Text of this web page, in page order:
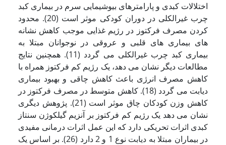
اختلالات کبدی و پارامترهای بیوشیمایی سرم در بیماری کبد
چرب غیرالکلی در دوران کودکی موثر است (20). محدود
کردن مصرف فرکتوز در رژیم غذایی موجب کاهش نشانه
های بیماری های قلبی و عروقی در نوجوانان مبتلا به
بیماری کبد چرب غیرالکلی می گردد (11). همچنین نتایج
مطالعات دیگر نشان می دهد، یک رژیم کم فرکتوز همراه با
کاهش مصرف انرژی باعث کاهش چاقی و بهبود بیماری
دیابت می گردد (18). کاهش متوسط در مصرف فرکتوز در
کاهش وزن کودکان چاق موثر است (21). پژوهش دیگری
نشان می دهد یک رژیم کم فرکتوز بر آنزیم گیلکوژن سنتاز
کبدی اثرات تحریکی دارد که این عمل اثرات درمانی مفیدی
در بیماران مبتلا به دیابت نوع 1 و 2 دارد (26). بر اساس یک